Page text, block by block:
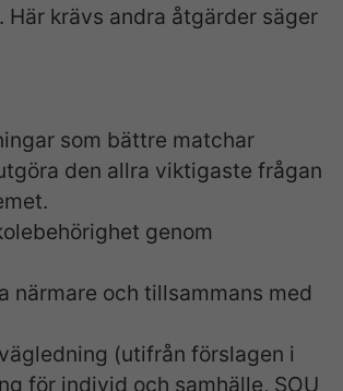
krävs andra åtgärder säger
som bättre matchar
den allra viktigaste frågan
genom
närmare och tillsammans med
(utifrån förslagen i
för individ och samhälle, SOU